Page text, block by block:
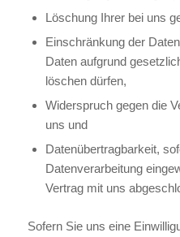
Löschung Ihrer bei uns
Einschränkung der
Daten aufgrund
löschen dürfen,
Widerspruch gegen die
uns und
Datenübertragbarkeit,
Datenverarbeitung
Vertrag mit uns
Sofern Sie uns eine